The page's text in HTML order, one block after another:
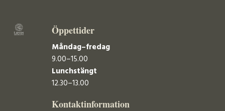
Öppettider
Måndag–fredag
9.00–15.00
Lunchstängt
12.30–13.00
Kontaktinformation